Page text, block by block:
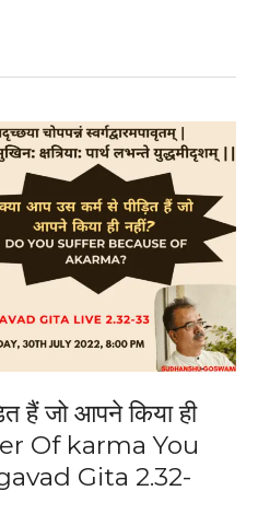
हैं जो आपने किया ही
Of karma You
Gita 2.32-